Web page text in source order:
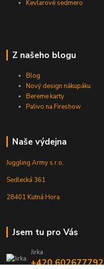
Kevlarové sedmero
Z našeho blogu
Blog
Nový design nákupáku
Bereme karty
Palivo na Fireshow
Naše výdejna
Juggling Army s.r.o.
Sedlecká 361
28401 Kutná Hora
Jsem tu pro Vás
Jirka
+420 602677792